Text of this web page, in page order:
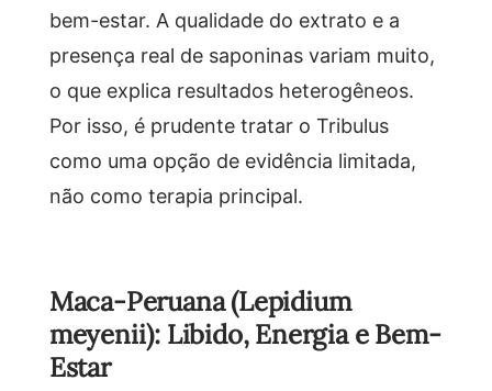
bem-estar. A qualidade do extrato e a
presença real de saponinas variam muito,
o que explica resultados heterogêneos.
Por isso, é prudente tratar o Tribulus
como uma opção de evidência limitada,
não como terapia principal.
Maca-Peruana (Lepidium
meyenii): Libido, Energia e Bem-
Estar